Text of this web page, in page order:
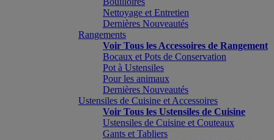
Nettoyage et Entretien
Dernières Nouveautés
Rangements
Voir Tous les Accessoires de Rangement
Bocaux et Pots de Conservation
Pot à Ustensiles
Pour les animaux
Dernières Nouveautés
Ustensiles de Cuisine et Accessoires
Voir Tous les Ustensiles de Cuisine
Ustensiles de Cuisine et Couteaux
Gants et Tabliers